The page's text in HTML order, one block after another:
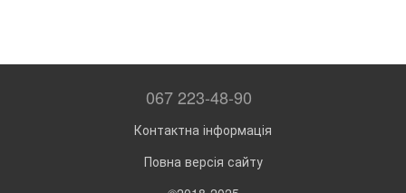
067 223-48-90
Контактна інформація
Повна версія сайту